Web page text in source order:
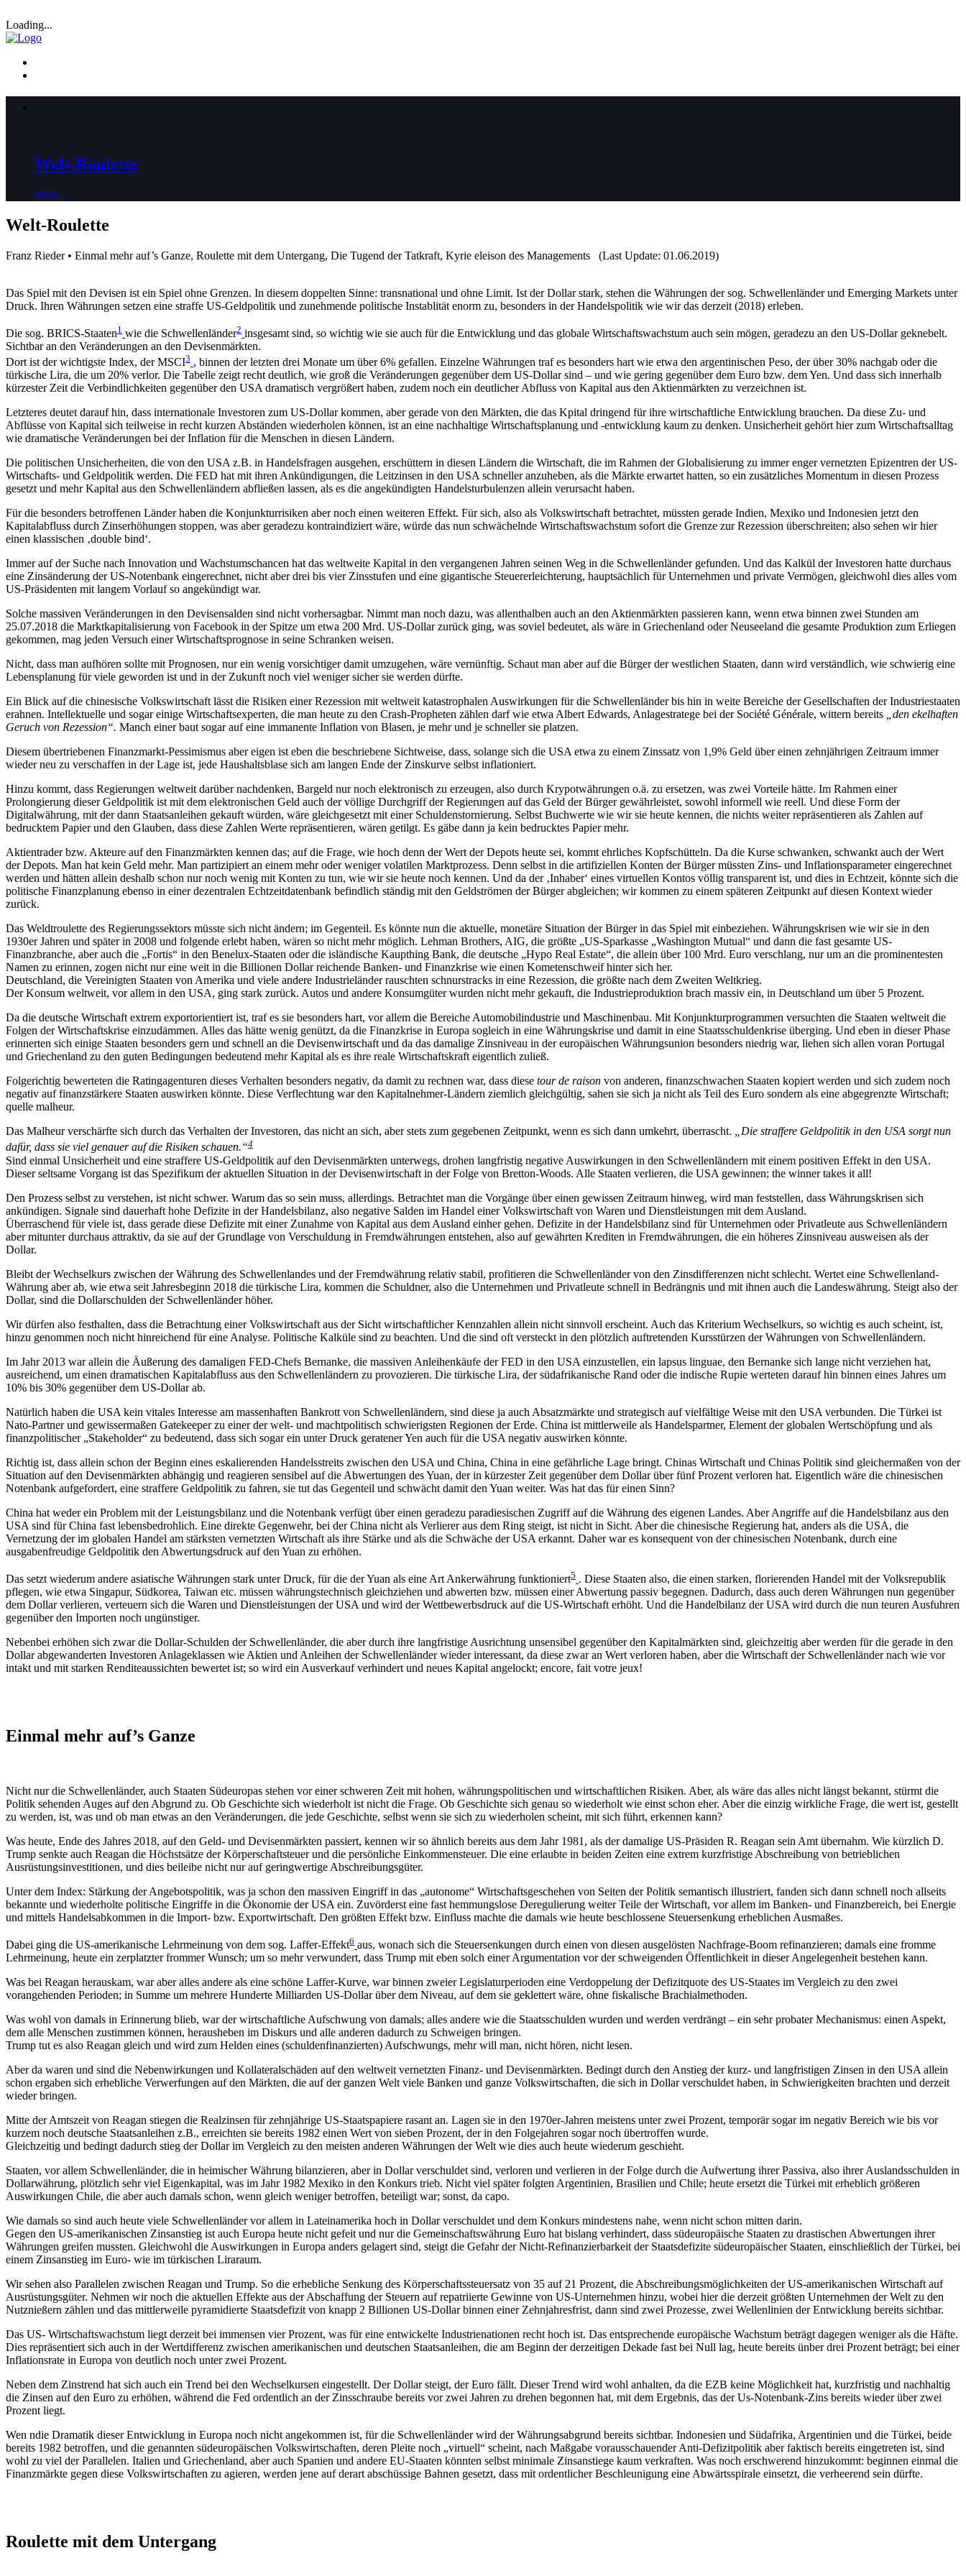
Loading...
Welt-Roulette
mehr ...
Welt-Roulette
Franz Rieder • Einmal mehr auf’s Ganze, Roulette mit dem Untergang, Die Tugend der Tatkraft, Kyrie eleison des Managements (Last Update: 01.06.2019)
Das Spiel mit den Devisen ist ein Spiel ohne Grenzen. In diesem doppelten Sinne: transnational und ohne Limit. Ist der Dollar stark, stehen die Währungen der sog. Schwellenländer und Emerging Markets unter
Druck. Ihren Währungen setzen eine straffe US-Geldpolitik und zunehmende politische Instablität enorm zu, besonders in der Handelspolitik wie wir das derzeit (2018) erleben.
Die sog. BRICS-Staaten1 wie die Schwellenländer2 insgesamt sind, so wichtig wie sie auch für die Entwicklung und das globale Wirtschaftswachstum auch sein mögen, geradezu an den US-Dollar geknebelt.
Sichtbar an den Veränderungen an den Devisenmärkten.
Dort ist der wichtigste Index, der MSCI3 , binnen der letzten drei Monate um über 6% gefallen. Einzelne Währungen traf es besonders hart wie etwa den argentinischen Peso, der über 30% nachgab oder die
türkische Lira, die um 20% verlor. Die Tabelle zeigt recht deutlich, wie groß die Veränderungen gegenüber dem US-Dollar sind – und wie gering gegenüber dem Euro bzw. dem Yen. Und dass sich innerhalb
kürzester Zeit die Verbindlichkeiten gegenüber den USA dramatisch vergrößert haben, zudem noch ein deutlicher Abfluss von Kapital aus den Aktienmärkten zu verzeichnen ist.
Letzteres deutet darauf hin, dass internationale Investoren zum US-Dollar kommen, aber gerade von den Märkten, die das Kpital dringend für ihre wirtschaftliche Entwicklung brauchen. Da diese Zu- und
Abflüsse von Kapital sich teilweise in recht kurzen Abständen wiederholen können, ist an eine nachhaltige Wirtschaftsplanung und -entwicklung kaum zu denken. Unsicherheit gehört hier zum Wirtschaftsalltag
wie dramatische Veränderungen bei der Inflation für die Menschen in diesen Ländern.
Die politischen Unsicherheiten, die von den USA z.B. in Handelsfragen ausgehen, erschüttern in diesen Ländern die Wirtschaft, die im Rahmen der Globalisierung zu immer enger vernetzten Epizentren der US-
Wirtschafts- und Geldpolitik werden. Die FED hat mit ihren Ankündigungen, die Leitzinsen in den USA schneller anzuheben, als die Märkte erwartet hatten, so ein zusätzliches Momentum in diesen Prozess
gesetzt und mehr Kapital aus den Schwellenländern abfließen lassen, als es die angekündigten Handelsturbulenzen allein verursacht haben.
Für die besonders betroffenen Länder haben die Konjunkturrisiken aber noch einen weiteren Effekt. Für sich, also als Volkswirtschaft betrachtet, müssten gerade Indien, Mexiko und Indonesien jetzt den
Kapitalabfluss durch Zinserhöhungen stoppen, was aber geradezu kontraindiziert wäre, würde das nun schwächelnde Wirtschaftswachstum sofort die Grenze zur Rezession überschreiten; also sehen wir hier
einen klassischen ‚double bind‘.
Immer auf der Suche nach Innovation und Wachstumschancen hat das weltweite Kapital in den vergangenen Jahren seinen Weg in die Schwellenländer gefunden. Und das Kalkül der Investoren hatte durchaus
eine Zinsänderung der US-Notenbank eingerechnet, nicht aber drei bis vier Zinsstufen und eine gigantische Steuererleichterung, hauptsächlich für Unternehmen und private Vermögen, gleichwohl dies alles vom
US-Präsidenten mit langem Vorlauf so angekündigt war.
Solche massiven Veränderungen in den Devisensalden sind nicht vorhersagbar. Nimmt man noch dazu, was allenthalben auch an den Aktienmärkten passieren kann, wenn etwa binnen zwei Stunden am
25.07.2018 die Marktkapitalisierung von Facebook in der Spitze um etwa 200 Mrd. US-Dollar zurück ging, was soviel bedeutet, als wäre in Griechenland oder Neuseeland die gesamte Produktion zum Erliegen
gekommen, mag jeden Versuch einer Wirtschaftsprognose in seine Schranken weisen.
Nicht, dass man aufhören sollte mit Prognosen, nur ein wenig vorsichtiger damit umzugehen, wäre vernünftig. Schaut man aber auf die Bürger der westlichen Staaten, dann wird verständlich, wie schwierig eine
Lebensplanung für viele geworden ist und in der Zukunft noch viel weniger sicher sie werden dürfte.
Ein Blick auf die chinesische Volkswirtschaft lässt die Risiken einer Rezession mit weltweit katastrophalen Auswirkungen für die Schwellenländer bis hin in weite Bereiche der Gesellschaften der Industriestaaten
erahnen. Intellektuelle und sogar einige Wirtschaftsexperten, die man heute zu den Crash-Propheten zählen darf wie etwa Albert Edwards, Anlagestratege bei der Société Générale, wittern bereits
„den ekelhaften
Geruch von Rezession“. Manch einer baut sogar auf eine immanente Inflation von Blasen, je mehr und je schneller sie platzen.
Diesem übertriebenen Finanzmarkt-Pessimismus aber eigen ist eben die beschriebene Sichtweise, dass, solange sich die USA etwa zu einem Zinssatz von 1,9% Geld über einen zehnjährigen Zeitraum immer
wieder neu zu verschaffen in der Lage ist, jede Haushaltsblase sich am langen Ende der Zinskurve selbst inflationiert.
Hinzu kommt, dass Regierungen weltweit darüber nachdenken, Bargeld nur noch elektronisch zu erzeugen, also durch Krypotwährungen o.ä. zu ersetzen, was zwei Vorteile hätte. Im Rahmen einer
Prolongierung dieser Geldpolitik ist mit dem elektronischen Geld auch der völlige Durchgriff der Regierungen auf das Geld der Bürger gewährleistet, sowohl informell wie reell. Und diese Form der
Digitalwährung, mit der dann Staatsanleihen gekauft würden, wäre gleichgesetzt mit einer Schuldenstornierung. Selbst Buchwerte wie wir sie heute kennen, die nichts weiter repräsentieren als Zahlen auf
bedrucktem Papier und den Glauben, dass diese Zahlen Werte repräsentieren, wären getilgt. Es gäbe dann ja kein bedrucktes Papier mehr.
Aktientrader bzw. Akteure auf den Finanzmärkten kennen das; auf die Frage, wie hoch denn der Wert der Depots heute sei, kommt ehrliches Kopfschütteln. Da die Kurse schwanken, schwankt auch der Wert
der Depots. Man hat kein Geld mehr. Man partizipiert an einem mehr oder weniger volatilen Marktprozess. Denn selbst in die artifiziellen Konten der Bürger müssten Zins- und Inflationsparameter eingerechnet
werden und hätten allein deshalb schon nur noch wenig mit Konten zu tun, wie wir sie heute noch kennen. Und da der ‚Inhaber‘ eines virtuellen Kontos völlig transparent ist, und dies in Echtzeit, könnte sich die
politische Finanzplanung ebenso in einer dezentralen Echtzeitdatenbank befindlich ständig mit den Geldströmen der Bürger abgleichen; wir kommen zu einem späteren Zeitpunkt auf diesen Kontext wieder
zurück.
Das Weldtroulette des Regierungssektors müsste sich nicht ändern; im Gegenteil. Es könnte nun die aktuelle, monetäre Situation der Bürger in das Spiel mit einbeziehen. Währungskrisen wie wir sie in den
1930er Jahren und später in 2008 und folgende erlebt haben, wären so nicht mehr möglich. Lehman Brothers, AIG, die größte „US-Sparkasse „Washington Mutual“ und dann die fast gesamte US-
Finanzbranche, aber auch die „Fortis“ in den Benelux-Staaten oder die isländische Kaupthing Bank, die deutsche „Hypo Real Estate“, die allein über 100 Mrd. Euro verschlang, nur um an die prominentesten
Namen zu erinnen, zogen nicht nur eine weit in die Billionen Dollar reichende Banken- und Finanzkrise wie einen Kometenschweif hinter sich her.
Deutschland, die Vereinigten Staaten von Amerika und viele andere Industrieländer rauschten schnurstracks in eine Rezession, die größte nach dem Zweiten Weltkrieg.
Der Konsum weltweit, vor allem in den USA, ging stark zurück. Autos und andere Konsumgüter wurden nicht mehr gekauft, die Industrieproduktion brach massiv ein, in Deutschland um über 5 Prozent.
Da die deutsche Wirtschaft extrem exportorientiert ist, traf es sie besonders hart, vor allem die Bereiche Automobilindustrie und Maschinenbau. Mit Konjunkturprogrammen versuchten die Staaten weltweit die
Folgen der Wirtschaftskrise einzudämmen. Alles das hätte wenig genützt, da die Finanzkrise in Europa sogleich in eine Währungskrise und damit in eine Staatsschuldenkrise überging. Und eben in dieser Phase
erinnerten sich einige Staaten besonders gern und schnell an die Devisenwirtschaft und da das damalige Zinsniveau in der europäischen Währungsunion besonders niedrig war, liehen sich allen voran Portugal
und Griechenland zu den guten Bedingungen bedeutend mehr Kapital als es ihre reale Wirtschaftskraft eigentlich zuließ.
Folgerichtig bewerteten die Ratingagenturen dieses Verhalten besonders negativ, da damit zu rechnen war, dass diese tour de raison von anderen, finanzschwachen Staaten kopiert werden und sich zudem noch
negativ auf finanzstärkere Staaten auswirken könnte. Diese Verflechtung war den Kapitalnehmer-Ländern ziemlich gleichgültig, sahen sie sich ja nicht als Teil des Euro sondern als eine abgegrenzte Wirtschaft;
quelle malheur.
Das Malheur verschärfte sich durch das Verhalten der Investoren, das nicht an sich, aber stets zum gegebenen Zeitpunkt, wenn es sich dann umkehrt, überrascht.
„Die straffere Geldpolitik in den USA sorgt nun
dafür, dass sie viel genauer auf die Risiken schauen.“4
Sind einmal Unsicherheit und eine straffere US-Geldpolitik auf den Devisenmärkten unterwegs, drohen langfristig negative Auswirkungen in den Schwellenländern mit einem positiven Effekt in den USA.
Dieser seltsame Vorgang ist das Spezifikum der aktuellen Situation in der Devisenwirtschaft in der Folge von Bretton-Woods. Alle Staaten verlieren, die USA gewinnen; the winner takes it all!
Den Prozess selbst zu verstehen, ist nicht schwer. Warum das so sein muss, allerdings. Betrachtet man die Vorgänge über einen gewissen Zeitraum hinweg, wird man feststellen, dass Währungskrisen sich
ankündigen. Signale sind dauerhaft hohe Defizite in der Handelsbilanz, also negative Salden im Handel einer Volkswirtschaft von Waren und Dienstleistungen mit dem Ausland.
Überraschend für viele ist, dass gerade diese Defizite mit einer Zunahme von Kapital aus dem Ausland einher gehen. Defizite in der Handelsbilanz sind für Unternehmen oder Privatleute aus Schwellenländern
aber mitunter durchaus attraktiv, da sie auf der Grundlage von Verschuldung in Fremdwährungen entstehen, also auf gewährten Krediten in Fremdwährungen, die ein höheres Zinsniveau ausweisen als der
Dollar.
Bleibt der Wechselkurs zwischen der Währung des Schwellenlandes und der Fremdwährung relativ stabil, profitieren die Schwellenländer von den Zinsdifferenzen nicht schlecht. Wertet eine Schwellenland-
Währung aber ab, wie etwa seit Jahresbeginn 2018 die türkische Lira, kommen die Schuldner, also die Unternehmen und Privatleute schnell in Bedrängnis und mit ihnen auch die Landeswährung. Steigt also der
Dollar, sind die Dollarschulden der Schwellenländer höher.
Wir dürfen also festhalten, dass die Betrachtung einer Volkswirtschaft aus der Sicht wirtschaftlicher Kennzahlen allein nicht sinnvoll erscheint. Auch das Kriterium Wechselkurs, so wichtig es auch scheint, ist,
hinzu genommen noch nicht hinreichend für eine Analyse. Politische Kalküle sind zu beachten. Und die sind oft versteckt in den plötzlich auftretenden Kursstürzen der Währungen von Schwellenländern.
Im Jahr 2013 war allein die Äußerung des damaligen FED-Chefs Bernanke, die massiven Anleihenkäufe der FED in den USA einzustellen, ein lapsus linguae, den Bernanke sich lange nicht verziehen hat,
ausreichend, um einen dramatischen Kapitalabfluss aus den Schwellenländern zu provozieren. Die türkische Lira, der südafrikanische Rand oder die indische Rupie werteten darauf hin binnen eines Jahres um
10% bis 30% gegenüber dem US-Dollar ab.
Natürlich haben die USA kein vitales Interesse am massenhaften Bankrott von Schwellenländern, sind diese ja auch Absatzmärkte und strategisch auf vielfältige Weise mit den USA verbunden. Die Türkei ist
Nato-Partner und gewissermaßen Gatekeeper zu einer der welt- und machtpolitisch schwierigsten Regionen der Erde. China ist mittlerweile als Handelspartner, Element der globalen Wertschöpfung und als
finanzpolitischer „Stakeholder“ zu bedeutend, dass sich sogar ein unter Druck geratener Yen auch für die USA negativ auswirken könnte.
Richtig ist, dass allein schon der Beginn eines eskalierenden Handelsstreits zwischen den USA und China, China in eine gefährliche Lage bringt. Chinas Wirtschaft und Chinas Politik sind gleichermaßen von der
Situation auf den Devisenmärkten abhängig und reagieren sensibel auf die Abwertungen des Yuan, der in kürzester Zeit gegenüber dem Dollar über fünf Prozent verloren hat. Eigentlich wäre die chinesischen
Notenbank aufgefordert, eine straffere Geldpolitik zu fahren, sie tut das Gegenteil und schwächt damit den Yuan weiter. Was hat das für einen Sinn?
China hat weder ein Problem mit der Leistungsbilanz und die Notenbank verfügt über einen geradezu paradiesischen Zugriff auf die Währung des eigenen Landes. Aber Angriffe auf die Handelsbilanz aus den
USA sind für China fast lebensbedrohlich. Eine direkte Gegenwehr, bei der China nicht als Verlierer aus dem Ring steigt, ist nicht in Sicht. Aber die chinesische Regierung hat, anders als die USA, die
Vernetzung der im globalen Handel am stärksten vernetzten Wirtschaft als ihre Stärke und als die Schwäche der USA erkannt. Daher war es konsequent von der chinesischen Notenbank, durch eine
ausgabenfreudige Geldpolitik den Abwertungsdruck auf den Yuan zu erhöhen.
Das setzt wiederum andere asiatische Währungen stark unter Druck, für die der Yuan als eine Art Ankerwährung funktioniert5 . Diese Staaten also, die einen starken, florierenden Handel mit der Volksrepublik
pflegen, wie etwa Singapur, Südkorea, Taiwan etc. müssen währungstechnisch gleichziehen und abwerten bzw. müssen einer Abwertung passiv begegnen. Dadurch, dass auch deren Währungen nun gegenüber
dem Dollar verlieren, verteuern sich die Waren und Dienstleistungen der USA und wird der Wettbewerbsdruck auf die US-Wirtschaft erhöht. Und die Handelbilanz der USA wird durch die nun teuren Ausfuhren
gegenüber den Importen noch ungünstiger.
Nebenbei erhöhen sich zwar die Dollar-Schulden der Schwellenländer, die aber durch ihre langfristige Ausrichtung unsensibel gegenüber den Kapitalmärkten sind, gleichzeitig aber werden für die gerade in den
Dollar abgewanderten Investoren Anlageklassen wie Aktien und Anleihen der Schwellenländer wieder interessant, da diese zwar an Wert verloren haben, aber die Wirtschaft der Schwellenländer nach wie vor
intakt und mit starken Renditeaussichten bewertet ist; so wird ein Ausverkauf verhindert und neues Kapital angelockt; encore, fait votre jeux!
Einmal mehr auf’s Ganze
Nicht nur die Schwellenländer, auch Staaten Südeuropas stehen vor einer schweren Zeit mit hohen, währungspolitischen und wirtschaftlichen Risiken. Aber, als wäre das alles nicht längst bekannt, stürmt die
Politik sehenden Auges auf den Abgrund zu. Ob Geschichte sich wiederholt ist nicht die Frage. Ob Geschichte sich genau so wiederholt wie einst schon eher. Aber die einzig wirkliche Frage, die wert ist, gestellt
zu werden, ist, was und ob man etwas an den Veränderungen, die jede Geschichte, selbst wenn sie sich zu wiederholen scheint, mit sich führt, erkennen kann?
Was heute, Ende des Jahres 2018, auf den Geld- und Devisenmärkten passiert, kennen wir so ähnlich bereits aus dem Jahr 1981, als der damalige US-Präsiden R. Reagan sein Amt übernahm. Wie kürzlich D.
Trump senkte auch Reagan die Höchstsätze der Körperschaftsteuer und die persönliche Einkommensteuer. Die eine erlaubte in beiden Zeiten eine extrem kurzfristige Abschreibung von betrieblichen
Ausrüstungsinvestitionen, und dies beileibe nicht nur auf geringwertige Abschreibungsgüter.
Unter dem Index: Stärkung der Angebotspolitik, was ja schon den massiven Eingriff in das „autonome“ Wirtschaftsgeschehen von Seiten der Politik semantisch illustriert, fanden sich dann schnell noch allseits
bekannte und wiederholte politische Eingriffe in die Ökonomie der USA ein. Zuvörderst eine fast hemmungslose Deregulierung weiter Teile der Wirtschaft, vor allem im Banken- und Finanzbereich, bei Energie
und mittels Handelsabkommen in die Import- bzw. Exportwirtschaft. Den größten Effekt bzw. Einfluss machte die damals wie heute beschlossene Steuersenkung erheblichen Ausmaßes.
Dabei ging die US-amerikanische Lehrmeinung von dem sog. Laffer-Effekt6 aus, wonach sich die Steuersenkungen durch einen von diesen ausgelösten Nachfrage-Boom refinanzieren; damals eine fromme
Lehrmeinung, heute ein zerplatzter frommer Wunsch; um so mehr verwundert, dass Trump mit eben solch einer Argumentation vor der schweigenden Öffentlichkeit in dieser Angelegenheit bestehen kann.
Was bei Reagan herauskam, war aber alles andere als eine schöne Laffer-Kurve, war binnen zweier Legislaturperioden eine Verdoppelung der Defizitquote des US-Staates im Vergleich zu den zwei
vorangehenden Perioden; in Summe um mehrere Hunderte Milliarden US-Dollar über dem Niveau, auf dem sie geklettert wäre, ohne fiskalische Brachialmethoden.
Was wohl von damals in Erinnerung blieb, war der wirtschaftliche Aufschwung von damals; alles andere wie die Staatsschulden wurden und werden verdrängt – ein sehr probater Mechanismus: einen Aspekt,
dem alle Menschen zustimmen können, herausheben im Diskurs und alle anderen dadurch zu Schweigen bringen.
Trump tut es also Reagan gleich und wird zum Helden eines (schuldenfinanzierten) Aufschwungs, mehr will man, nicht hören, nicht lesen.
Aber da waren und sind die Nebenwirkungen und Kollateralschäden auf den weltweit vernetzten Finanz- und Devisenmärkten. Bedingt durch den Anstieg der kurz- und langfristigen Zinsen in den USA allein
schon ergaben sich erhebliche Verwerfungen auf den Märkten, die auf der ganzen Welt viele Banken und ganze Volkswirtschaften, die sich in Dollar verschuldet haben, in Schwierigkeiten brachten und derzeit
wieder bringen.
Mitte der Amtszeit von Reagan stiegen die Realzinsen für zehnjährige US-Staatspapiere rasant an. Lagen sie in den 1970er-Jahren meistens unter zwei Prozent, temporär sogar im negativ Bereich wie bis vor
kurzem noch deutsche Staatsanleihen z.B., erreichten sie bereits 1982 einen Wert von sieben Prozent, der in den Folgejahren sogar noch übertroffen wurde.
Gleichzeitig und bedingt dadurch stieg der Dollar im Vergleich zu den meisten anderen Währungen der Welt wie dies auch heute wiederum geschieht.
Staaten, vor allem Schwellenländer, die in heimischer Währung bilanzieren, aber in Dollar verschuldet sind, verloren und verlieren in der Folge durch die Aufwertung ihrer Passiva, also ihrer Auslandsschulden in
Dollarwährung, plötzlich sehr viel Eigenkapital, was im Jahr 1982 Mexiko in den Konkurs trieb. Nicht viel später folgten Argentinien, Brasilien und Chile; heute ersetzt die Türkei mit erheblich größeren
Auswirkungen Chile, die aber auch damals schon, wenn gleich weniger betroffen, beteiligt war; sonst, da capo.
Wie damals so sind auch heute viele Schwellenländer vor allem in Lateinamerika hoch in Dollar verschuldet und dem Konkurs mindestens nahe, wenn nicht schon mitten darin.
Gegen den US-amerikanischen Zinsanstieg ist auch Europa heute nicht gefeit und nur die Gemeinschaftswährung Euro hat bislang verhindert, dass südeuropäische Staaten zu drastischen Abwertungen ihrer
Währungen greifen mussten. Gleichwohl die Auswirkungen in Europa anders gelagert sind, steigt die Gefahr der Nicht-Refinanzierbarkeit der Staatsdefizite südeuropäischer Staaten, einschließlich der Türkei, bei
einem Zinsanstieg im Euro- wie im türkischen Liraraum.
Wir sehen also Parallelen zwischen Reagan und Trump. So die erhebliche Senkung des Körperschaftssteuersatz von 35 auf 21 Prozent, die Abschreibungsmöglichkeiten der US-amerikanischen Wirtschaft auf
Ausrüstungsgüter. Nehmen wir noch die aktuellen Effekte aus der Abschaffung der Steuern auf repatriierte Gewinne von US-Unternehmen hinzu, wobei hier die derzeit größten Unternehmen der Welt zu den
Nutznießern zählen und das mittlerweile pyramidierte Staatsdefizit von knapp 2 Billionen US-Dollar binnen einer Zehnjahresfrist, dann sind zwei Prozesse, zwei Wellenlinien der Entwicklung bereits sichtbar.
Das US- Wirtschaftswachstum liegt derzeit bei immensen vier Prozent, was für eine entwickelte Industrienationen recht hoch ist. Das entsprechende europäische Wachstum beträgt dagegen weniger als die Häfte.
Dies repräsentiert sich auch in der Wertdifferenz zwischen amerikanischen und deutschen Staatsanleihen, die am Beginn der derzeitigen Dekade fast bei Null lag, heute bereits ünber drei Prozent beträgt; bei einer
Inflationsrate in Europa von deutlich noch unter zwei Prozent.
Neben dem Zinstrend hat sich auch ein Trend bei den Wechselkursen eingestellt. Der Dollar steigt, der Euro fällt. Dieser Trend wird wohl anhalten, da die EZB keine Möglichkeit hat, kurzfristig und nachhaltig
die Zinsen auf den Euro zu erhöhen, während die Fed ordentlich an der Zinsschraube bereits vor zwei Jahren zu drehen begonnen hat, mit dem Ergebnis, das der Us-Notenbank-Zins bereits wieder über zwei
Prozent liegt.
Wen ndie Dramatik dieser Entwicklung in Europa noch nicht angekommen ist, für die Schwellenländer wird der Währungsabgrund bereits sichtbar. Indonesien und Südafrika, Argentinien und die Türkei, beide
bereits 1982 betroffen, und die genannten südeuropäischen Volkswirtschaften, deren Pleite noch „virtuell“ scheint, nach Maßgabe vorausschauender Anti-Defizitpolitik aber faktisch bereits eingetreten ist, sind
wohl zu viel der Parallelen. Italien und Griechenland, aber auch Spanien und andere EU-Staaten könnten selbst minimale Zinsanstiege kaum verkraften. Was noch erschwerend hinzukommt: beginnen einmal die
Finanzmärkte gegen diese Volkswirtschaften zu agieren, werden jene auf derart abschüssige Bahnen gesetzt, dass mit ordentlicher Beschleunigung eine Abwärtsspirale einsetzt, die verheerend sein dürfte.
Roulette mit dem Untergang